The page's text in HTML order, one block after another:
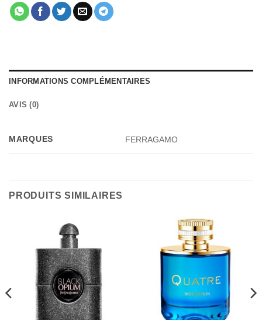
INFORMATIONS COMPLÉMENTAIRES
AVIS (0)
MARQUES FERRAGAMO
PRODUITS SIMILAIRES